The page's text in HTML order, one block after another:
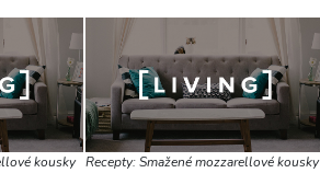
kousky Recepty: Smažené mozzarellové kousky